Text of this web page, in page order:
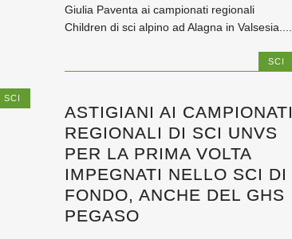
SCI
Giulia Paventa ai campionati regionali
Children di sci alpino ad Alagna in Valsesia....
SCI
ASTIGIANI AI CAMPIONATI
REGIONALI DI SCI UNVS
PER LA PRIMA VOLTA
IMPEGNATI NELLO SCI DI
FONDO, ANCHE DEL GHS
PEGASO